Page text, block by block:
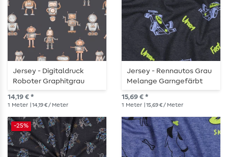
Jersey - Digitaldruck
Roboter Graphitgrau
14,19 € *
1 Meter | 14,19 € / Meter
Jersey - Rennautos Grau
Melange Garngefärbt
15,69 € *
1 Meter | 15,69 € / Meter
-25%